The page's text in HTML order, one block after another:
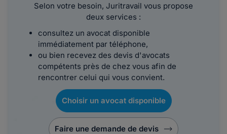
Selon votre besoin, Juritravail vous propose
deux services :
consultez un avocat disponible
immédiatement par téléphone,
ou bien recevez des devis d'avocats
compétents près de chez vous afin de
rencontrer celui qui vous convient.
Choisir un avocat disponible
Faire une demande de devis